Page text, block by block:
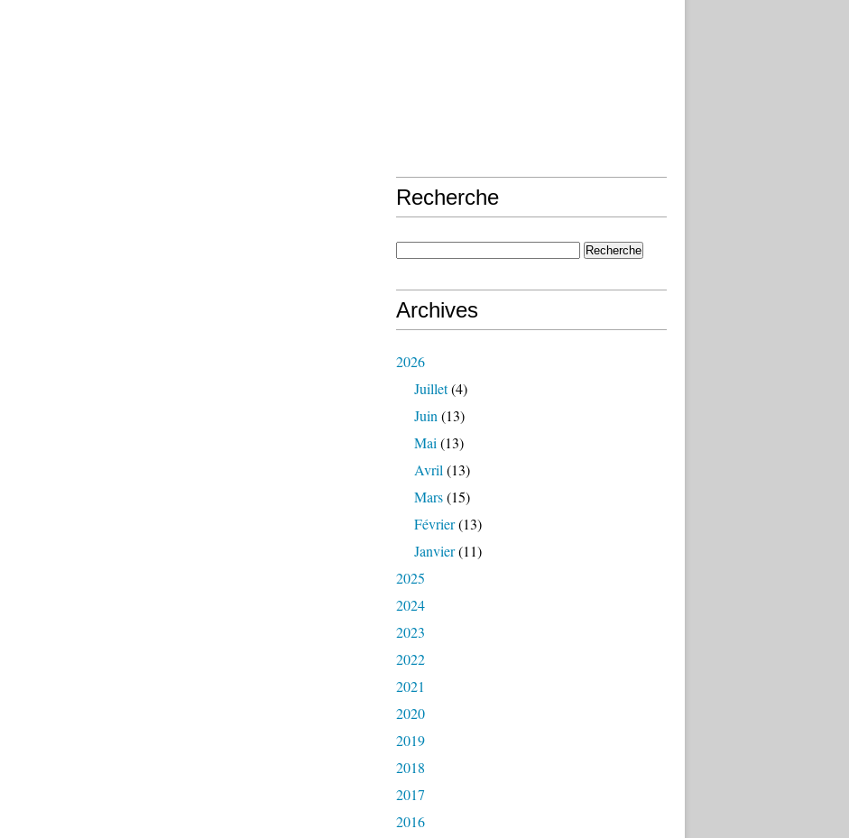
Recherche
Archives
2026
Juillet(4)
Juin (13)
Mai (13)
Avril (13)
Mars(15)
Février(13)
Janvier(11)
2025
2024
2023
2022
2021
2020
2019
2018
2017
2016